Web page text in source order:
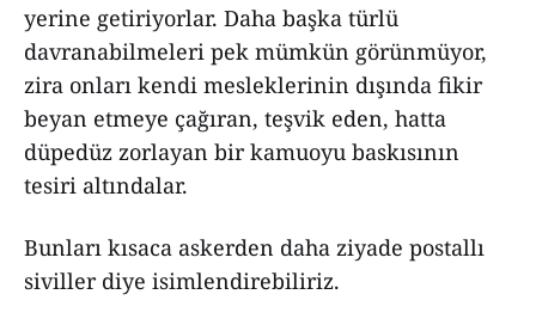
yerine getiriyorlar. Daha başka türlü
davranabilmeleri pek mümkün görünmüyor,
zira onları kendi mesleklerinin dışında fikir
beyan etmeye çağıran, teşvik eden, hatta
düpedüz zorlayan bir kamuoyu baskısının
tesiri altındalar.
Bunları kısaca askerden daha ziyade postallı
siviller diye isimlendirebiliriz.